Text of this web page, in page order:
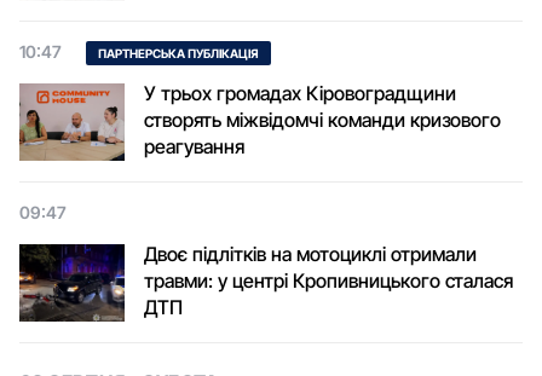
10:47 ПАРТНЕРСЬКА ПУБЛІКАЦІЯ
У трьох громадах Кіровоградщини
створять міжвідомчі команди кризового
реагування
09:47
Двоє підлітків на мотоциклі отримали
травми: у центрі Кропивницького сталася
ДТП